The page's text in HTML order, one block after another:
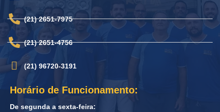
(21) 2651-7975
(21) 2651-4756
(21) 96720-3191
Horário de Funcionamento:
De segunda a sexta-feira: